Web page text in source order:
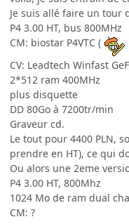
Je suis allé faire un tour
P4 3.00 HT, bus 800MHz
CM: biostar P4VTC (
CV: Leadtech Winfast
2*512 ram 400MHz
plus disquette
DD 80Go à 7200tr/min
Graveur cd.
Le tout pour 4400 PLN,
prendre en HT), ce qui
Ou alors une 2eme
P4 3.00 HT, 800Mhz
1024 Mo de ram dual
CM: ?